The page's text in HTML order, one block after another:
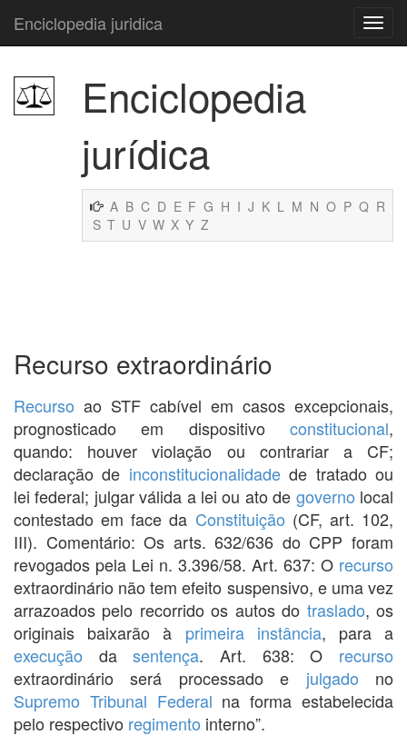
Enciclopedia juridica
Enciclopedia
jurídica
A B C D E F G H I J K L M N O P Q R
S T U V W X Y Z
Recurso extraordinário
Recurso ao STF cabível em casos excepcionais,
prognosticado em dispositivo constitucional,
quando: houver violação ou contrariar a CF;
declaração de inconstitucionalidadede tratado ou
lei federal; julgar válida a lei ou ato de governo local
contestado em face da Constituição (CF, art. 102,
III). Comentário: Os arts. 632/636 do CPP foram
revogados pela Lei n. 3.396/58. Art. 637: O recurso
extraordinário não tem efeito suspensivo, e uma vez
arrazoados pelo recorrido os autos do traslado, os
originais baixarão à primeira instância, para a
execução dasentença. Art. 638: O recurso
extraordinário será processado e julgado no
Supremo Tribunal Federal na forma estabelecida
pelo respectivo regimento interno”.